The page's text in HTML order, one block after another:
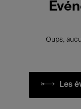
Oups,
Les